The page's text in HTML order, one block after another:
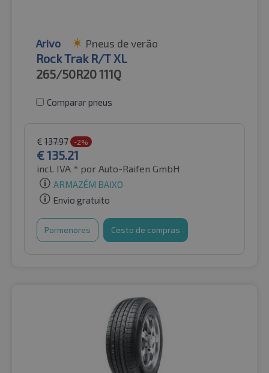
Arivo Pneus de verão
Rock Trak R/T XL
265/50R20111Q
Comparar pneus
€ 137.97 -2%
€135.21
incl. IVA * por Auto-Raifen GmbH
ARMAZÉM BAIXO
Envio gratuito
Pormenores Cesto de compras